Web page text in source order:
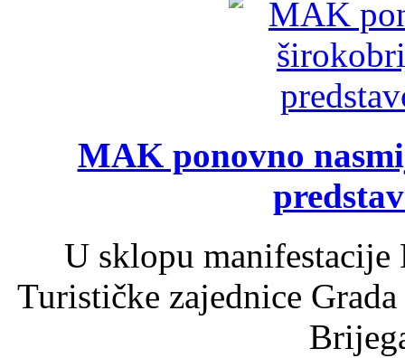
MAK ponovno
U sklopu
Turističke zajednice